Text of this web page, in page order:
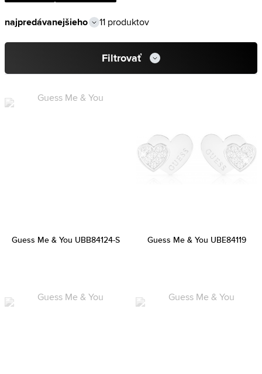
11 produktov
Filtrovať
Guess Me & You UBB84124-S Guess Me & You UBE84119